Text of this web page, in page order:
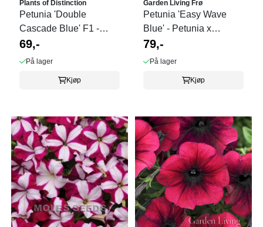
Plants of Distinction
Petunia 'Double
Cascade Blue' F1 -
Petunia x hybrida
69,-
På lager
Kjøp
Garden Living Frø
Petunia 'Easy Wave
Blue' - Petunia x
hybrida, heng
79,-
På lager
Kjøp